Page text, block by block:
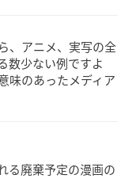
、アニメ、実写の全
数少ない例ですよ
味のあったメディア
る廃棄予定の漫画の